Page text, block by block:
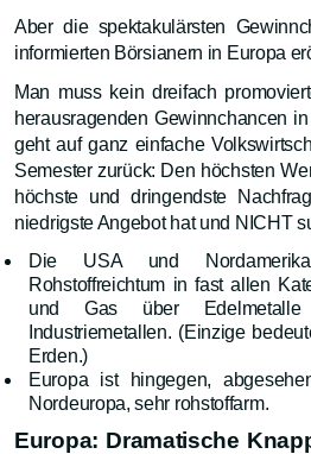
Aber die spektakulärsten
informierten Börsianern in Europa
Man muss kein dreifach
herausragenden Gewinnchancen
geht auf ganz einfache
Semester zurück: Den höchsten
höchste und dringendste
niedrigste Angebot hat und NICHT
Die USA und
Rohstoffreichtum in fast allen
und Gas über
Industriemetallen. (Einzige
Erden.)
Europa ist hingegen,
Nordeuropa, sehr rohstoffarm.
Europa: Dramatische